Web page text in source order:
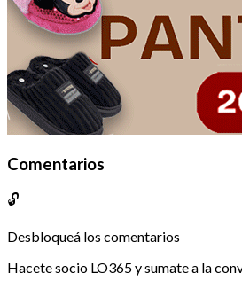
Comentarios
🔓
Desbloqueá los comentarios
Hacete socio LO365 y sumate a la